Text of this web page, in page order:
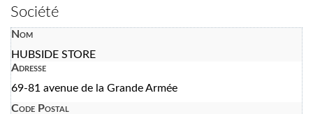
Société
Nom
HUBSIDE STORE
Adresse
69-81 avenue de la Grande Armée
Code Postal